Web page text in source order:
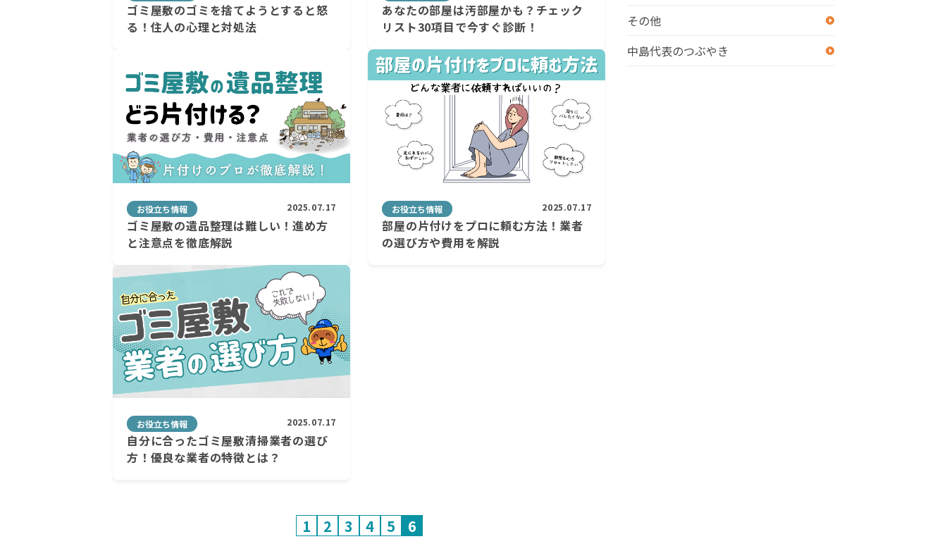
ゴミ屋敷のゴミを捨てようとすると怒
る！住人の心理と対処法
あなたの部屋は汚部屋かも？チェック
リスト30項目で今すぐ診断！
お役立ち情報 2025.07.17
ゴミ屋敷の遺品整理は難しい！進め方
と注意点を徹底解説
お役立ち情報 2025.07.17
部屋の片付けをプロに頼む方法！業者
の選び方や費用を解説
お役立ち情報 2025.07.17
自分に合ったゴミ屋敷清掃業者の選び
方！優良な業者の特徴とは？
1 2 3 4 5 6
その他
中島代表のつぶやき